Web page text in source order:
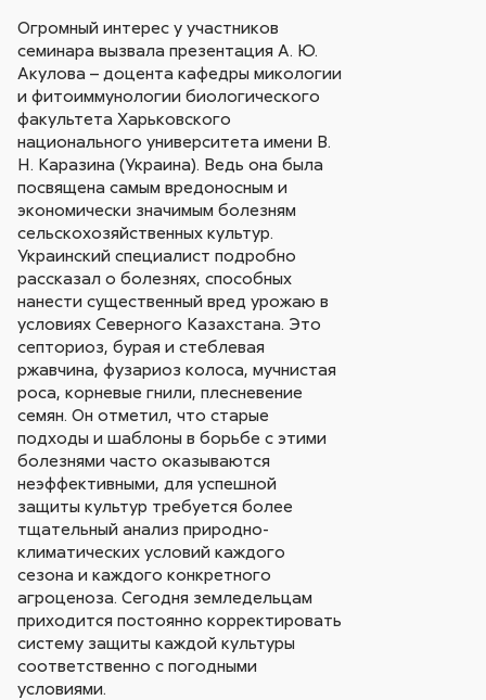
Огромный интерес у участников
семинара вызвала презентация А. Ю.
Акулова – доцента кафедры микологии
и фитоиммунологии биологического
факультета Харьковского
национального университета имени В.
Н. Каразина (Украина). Ведь она была
посвящена самым вредоносным и
экономически значимым болезням
сельскохозяйственных культур.
Украинский специалист подробно
рассказал о болезнях, способных
нанести существенный вред урожаю в
условиях Северного Казахстана. Это
септориоз, бурая и стеблевая
ржавчина, фузариоз колоса, мучнистая
роса, корневые гнили, плесневение
семян. Он отметил, что старые
подходы и шаблоны в борьбе с этими
болезнями часто оказываются
неэффективными, для успешной
защиты культур требуется более
тщательный анализ природно-
климатических условий каждого
сезона и каждого конкретного
агроценоза. Сегодня земледельцам
приходится постоянно корректировать
систему защиты каждой культуры
соответственно с погодными
условиями.